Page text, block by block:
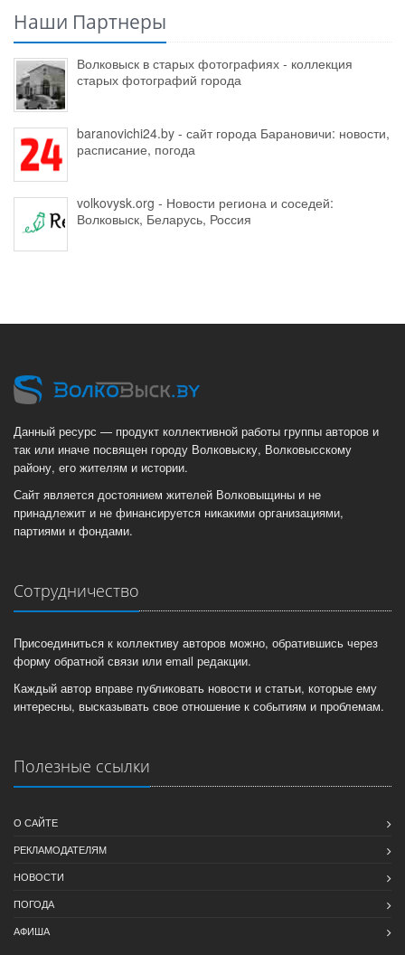
Наши Партнеры
Волковыск в старых фотографиях - коллекция
старых фотографий города
baranovichi24.by - сайт города Барановичи: новости,
расписание, погода
volkovysk.org - Новости региона и соседей:
Волковыск, Беларусь, Россия
Данный ресурс — продукт коллективной работы группы авторов и
так или иначе посвящен городу Волковыску, Волковысскому
району, его жителям и истории.
Сайт является достоянием жителей Волковыщины и не
принадлежит и не финансируется никакими организациями,
партиями и фондами.
Сотрудничество
Присоединиться к коллективу авторов можно, обратившись через
форму обратной связи или email редакции.
Каждый автор вправе публиковать новости и статьи, которые ему
интересны, высказывать свое отношение к событиям и проблемам.
Полезные ссылки
О САЙТЕ
РЕКЛАМОДАТЕЛЯМ
НОВОСТИ
ПОГОДА
АФИША